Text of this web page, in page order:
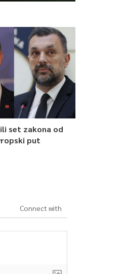
set zakona od
put
Connect with